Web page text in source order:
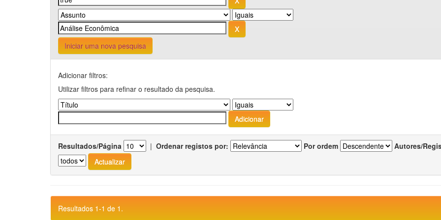
Iniciar uma nova pesquisa
Adicionar filtros:
Utilizar filtros para refinar o resultado da pesquisa.
Resultados/Página | Ordenar registos por: Por ordem Autores/
Resultados 1-1 de 1.